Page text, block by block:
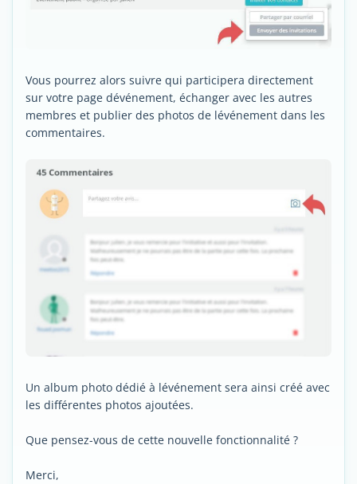
Vous pourrez alors suivre qui participera directement
sur votre page dévénement, échanger avec les autres
membres et publier des photos de lévénement dans les
commentaires.
Un album photo dédié à lévénement sera ainsi créé avec
les différentes photos ajoutées.
Que pensez-vous de cette nouvelle fonctionnalité ?
Merci,